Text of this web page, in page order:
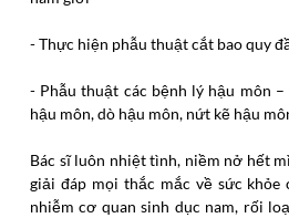
- Thực hiện phẫu thuật cắt bao quy
- Phẫu thuật các bệnh lý hậu môn
hậu môn, dò hậu môn, nứt kẽ hậu
Bác sĩ luôn nhiệt tình, niềm nở hết
giải đáp mọi thắc mắc về sức khỏe
nhiễm cơ quan sinh dục nam, rối